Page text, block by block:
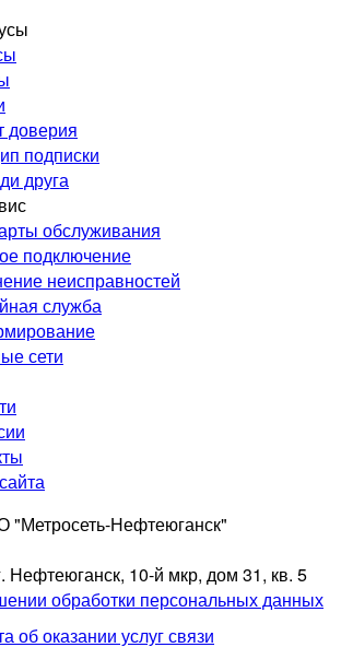
доверия
подписки
друга
обслуживания
подключение
неисправностей
служба
сети
"Метросеть-Нефтеюганск"
Нефтеюганск, 10-й мкр, дом 31, кв. 5
обработки персональных данных
об оказании услуг связи